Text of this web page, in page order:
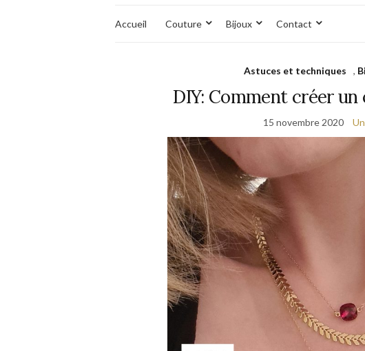
Accueil Couture Bijoux Contact
Astuces et techniques ,
DIY: Comment créer
15 novembre 2020